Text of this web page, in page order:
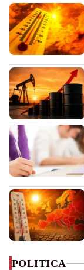
POLITICA